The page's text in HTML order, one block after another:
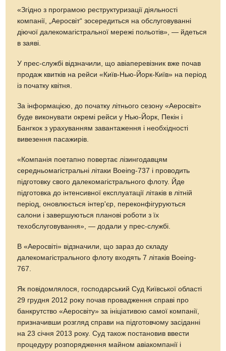
«Згідно з програмою реструктуризації діяльності
компанії, „Аеросвіт“ зосередиться на обслуговуванні
діючої далекомагістральної мережі польотів», — йдеться
в заяві.
У прес-службі відзначили, що авіаперевізник вже почав
продаж квитків на рейси «Київ-Нью-Йорк-Київ» на період
із початку квітня.
За інформацією, до початку літнього сезону «Аеросвіт»
буде виконувати окремі рейси у Нью-Йорк, Пекін і
Бангкок з урахуванням завантаження і необхідності
вивезення пасажирів.
«Компанія поетапно повертає лізингодавцям
середньомагістральні літаки Boeing-737 і проводить
підготовку свого далекомагістрального флоту. Йде
підготовка до інтенсивної експлуатації літаків в літній
період, оновлюється інтер'єр, переконфігуруються
салони і завершуються планові роботи з їх
техобслуговування», — додали у прес-службі.
В «Аеросвіті» відзначили, що зараз до складу
далекомагістрального флоту входять 7 літаків Boeing-
767.
Як повідомлялося, господарський Суд Київської області
29 грудня 2012 року почав провадження справі про
банкрутство «Аеросвіту» за ініціативою самої компанії,
призначивши розгляд справи на підготовчому засіданні
на 23 січня 2013 року. Суд також постановив ввести
процедуру розпорядження майном авіакомпанії і